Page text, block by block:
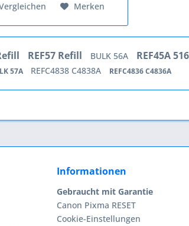
Merken
REF57 Refill BULK 56A REF45A
57A REFC4838 C4838A REFC4836 C4836A
Informationen
Gebraucht mit Garantie
Canon Pixma RESET
Cookie-Einstellungen